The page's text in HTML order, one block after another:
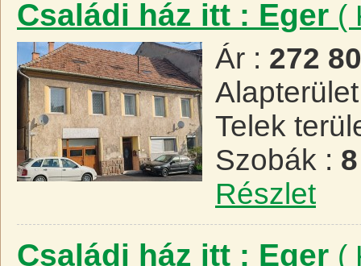
Családi ház itt : Eger (
Ár : 272
Telek
Szobák : 8
Részlet
Családi ház itt : Eger (